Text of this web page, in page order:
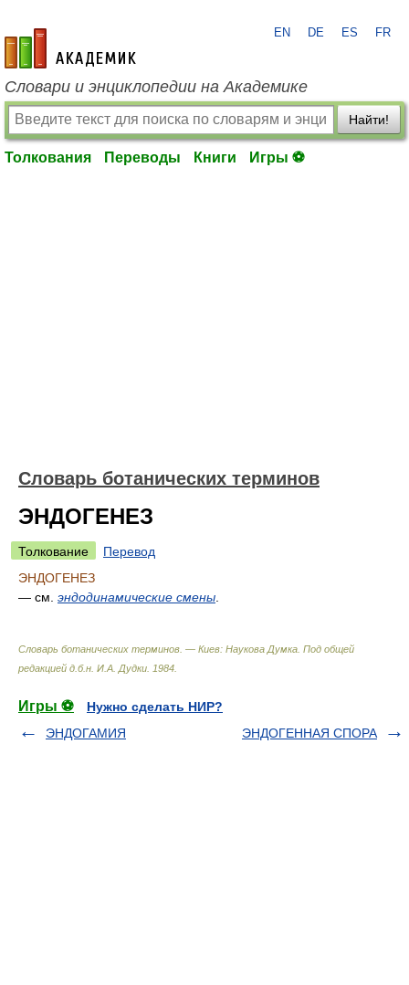
academic.ru
EN DE ES FR
Словари и энциклопедии на Академике
Найти!
Толкования Переводы Книги Игры ⚽
Словарь ботанических терминов
ЭНДОГЕНЕЗ
Толкование
Перевод
ЭНДОГЕНЕЗ
— см. эндодинамические смены
Словарь ботанических терминов. — Киев: Наукова Думка Под общей
редакцией д.б.н. И.А. Дудки 1984
Игры ⚽
Нужно сделать НИР?
ЭНДОГАМИЯ
ЭНДОГЕННАЯ СПОРА